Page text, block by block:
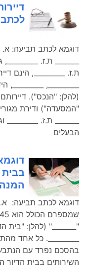
_______ ת.ז.
ת.ז. _________, הינם
_________, _________,
(להלן: "הנכס").
_______ ת.ז.
הבעלים
בבית
"_______" (להלן: "בית
_________. כל אחד
בהסכם נפרד עם